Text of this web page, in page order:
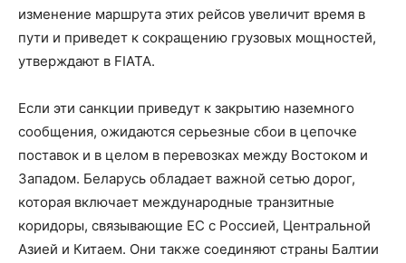
изменение маршрута этих рейсов увеличит время в
пути и приведет к сокращению грузовых мощностей,
утверждают в FIATA.
Если эти санкции приведут к закрытию наземного
сообщения, ожидаются серьезные сбои в цепочке
поставок и в целом в перевозках между Востоком и
Западом. Беларусь обладает важной сетью дорог,
которая включает международные транзитные
коридоры, связывающие ЕС с Россией, Центральной
Азией и Китаем. Они также соединяют страны Балтии